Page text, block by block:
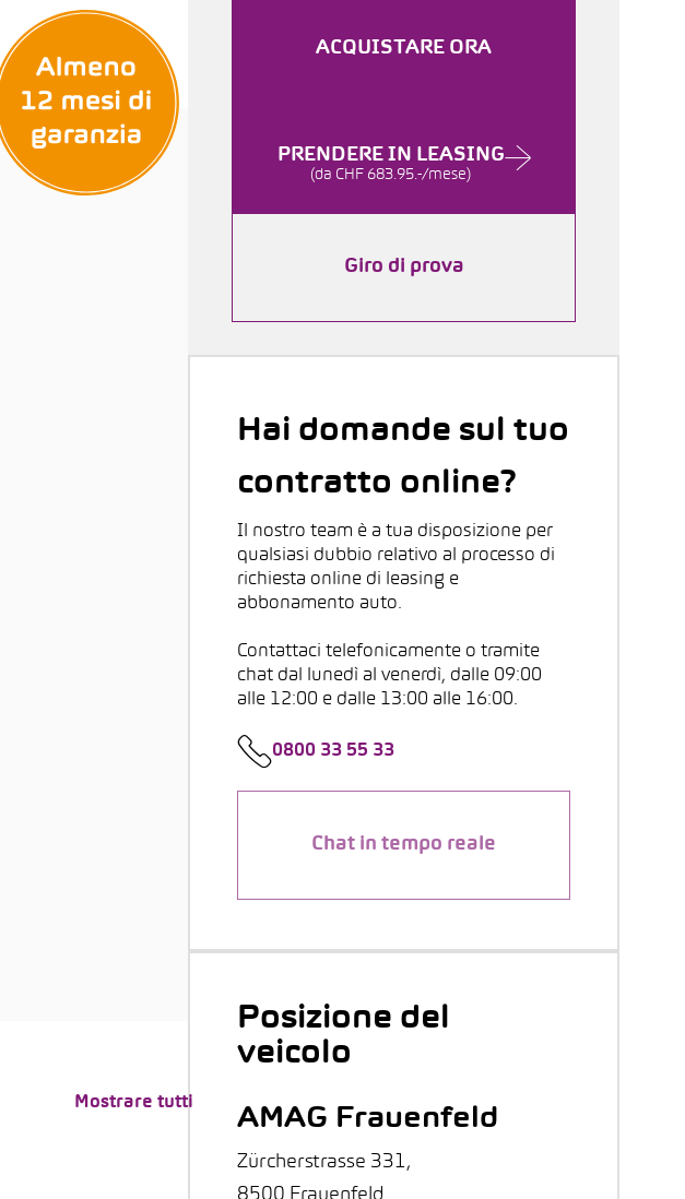
Mostrare tutti
ACQUISTARE ORA
PRENDERE IN LEASING
(da CHF 683.95.-/mese)
Giro di prova
Hai domande sul tuo
contratto online?
Il nostro team è a tua disposizione per
qualsiasi dubbio relativo al processo di
richiesta online di leasing e
abbonamento auto.
Contattaci telefonicamente o tramite
chat dal lunedì al venerdì, dalle 09:00
alle 12:00 e dalle 13:00 alle 16:00.
0800 33 55 33
Chat in tempo reale
Posizione del
veicolo
AMAG Frauenfeld
Zürcherstrasse 331,
8500 Frauenfeld